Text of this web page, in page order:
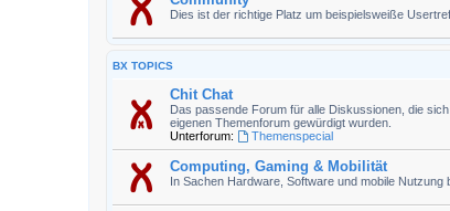
Dies ist der richtige Platz um beispielsweiße
BX TOPICS
Chit Chat
Das passende Forum für alle Diskussionen, die
eigenen Themenforum gewürdigt wurden.
Unterforum:
Themenspecial
Computing, Gaming & Mobilität
In Sachen Hardware, Software und mobile